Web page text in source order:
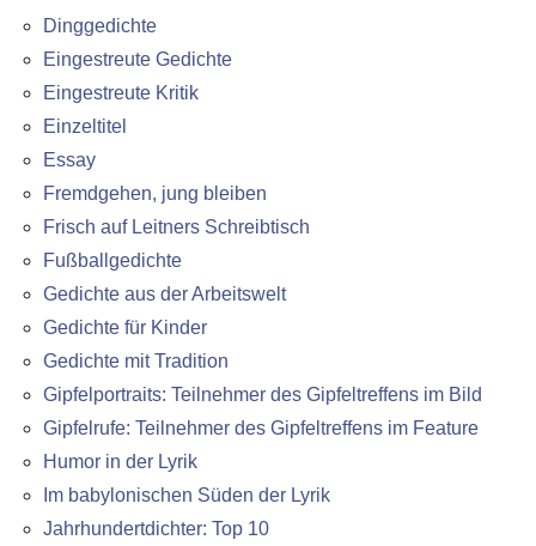
Dinggedichte
Eingestreute Gedichte
Eingestreute Kritik
Einzeltitel
Essay
Fremdgehen, jung bleiben
Frisch auf Leitners Schreibtisch
Fußballgedichte
Gedichte aus der Arbeitswelt
Gedichte für Kinder
Gedichte mit Tradition
Gipfelportraits: Teilnehmer des Gipfeltreffens im Bild
Gipfelrufe: Teilnehmer des Gipfeltreffens im Feature
Humor in der Lyrik
Im babylonischen Süden der Lyrik
Jahrhundertdichter: Top 10